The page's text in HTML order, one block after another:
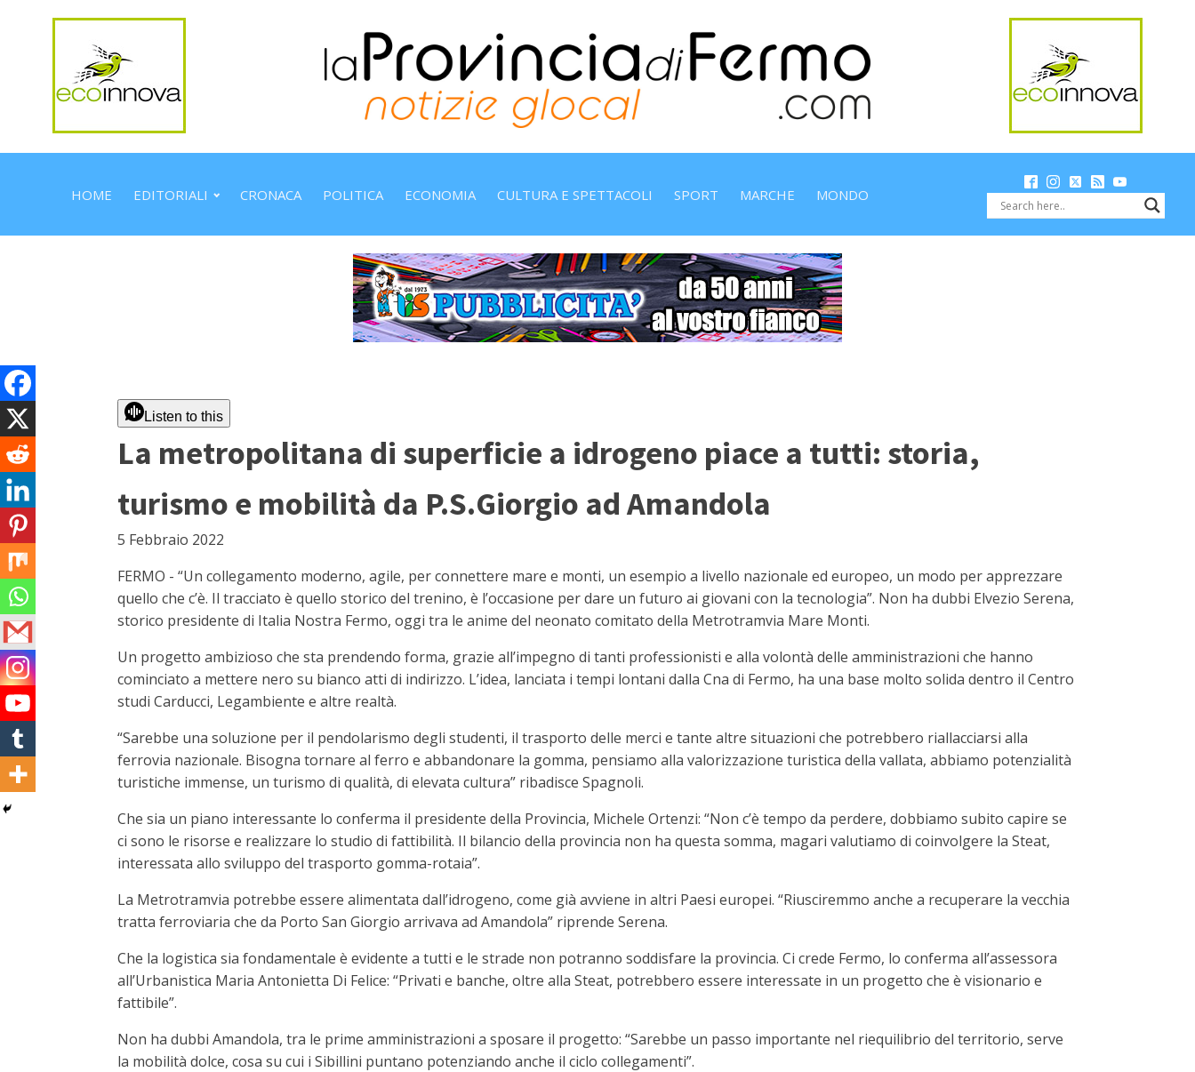
HOME EDITORIALI CRONACA POLITICA ECONOMIA CULTURA E SPETTACOLI SPORT MARCHE MONDO
Listen to this
La metropolitana di superficie a idrogeno piace a tutti: storia,
turismo e mobilità da P.S.Giorgio ad Amandola
5 Febbraio 2022
FERMO - “Un collegamento moderno, agile, per connettere mare e monti, un esempio a livello nazionale ed europeo, un modo per apprezzare
quello che c’è. Il tracciato è quello storico del trenino, è l’occasione per dare un futuro ai giovani con la tecnologia”. Non ha dubbi Elvezio Serena,
storico presidente di Italia Nostra Fermo, oggi tra le anime del neonato comitato della Metrotramvia Mare Monti.
Un progetto ambizioso che sta prendendo forma, grazie all’impegno di tanti professionisti e alla volontà delle amministrazioni che hanno
cominciato a mettere nero su bianco atti di indirizzo. L’idea, lanciata i tempi lontani dalla Cna di Fermo, ha una base molto solida dentro il Centro
studi Carducci, Legambiente e altre realtà.
“Sarebbe una soluzione per il pendolarismo degli studenti, il trasporto delle merci e tante altre situazioni che potrebbero riallacciarsi alla
ferrovia nazionale. Bisogna tornare al ferro e abbandonare la gomma, pensiamo alla valorizzazione turistica della vallata, abbiamo potenzialità
turistiche immense, un turismo di qualità, di elevata cultura” ribadisce Spagnoli.
Che sia un piano interessante lo conferma il presidente della Provincia, Michele Ortenzi: “Non c’è tempo da perdere, dobbiamo subito capire se
ci sono le risorse e realizzare lo studio di fattibilità. Il bilancio della provincia non ha questa somma, magari valutiamo di coinvolgere la Steat,
interessata allo sviluppo del trasporto gomma-rotaia”.
La Metrotramvia potrebbe essere alimentata dall’idrogeno, come già avviene in altri Paesi europei. “Riusciremmo anche a recuperare la vecchia
tratta ferroviaria che da Porto San Giorgio arrivava ad Amandola” riprende Serena.
Che la logistica sia fondamentale è evidente a tutti e le strade non potranno soddisfare la provincia. Ci crede Fermo, lo conferma all’assessora
all’Urbanistica Maria Antonietta Di Felice: “Privati e banche, oltre alla Steat, potrebbero essere interessate in un progetto che è visionario e
fattibile”.
Non ha dubbi Amandola, tra le prime amministrazioni a sposare il progetto: “Sarebbe un passo importante nel riequilibrio del territorio, serve
la mobilità dolce, cosa su cui i Sibillini puntano potenziando anche il ciclo collegamenti”.